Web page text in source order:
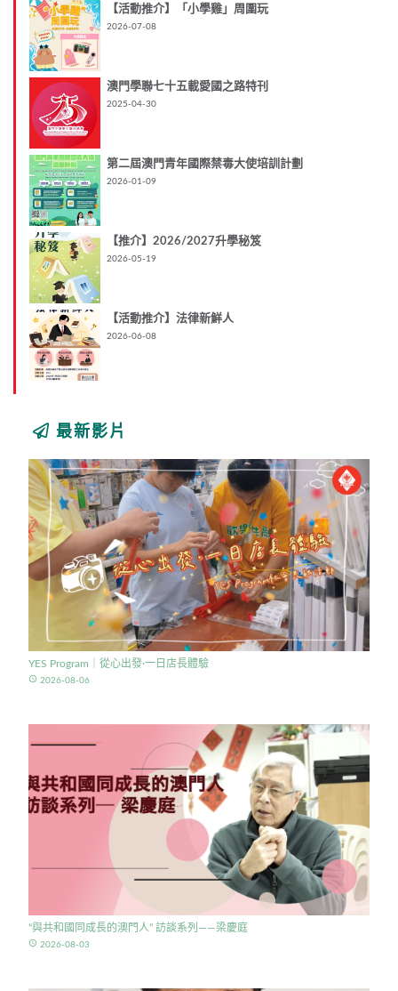
【活動推介】「小學雞」周圍玩
2026-07-08
澳門學聯七十五載愛國之路特刊
2025-04-30
第二屆澳門青年國際禁毒大使培訓計劃
2026-01-09
【推介】2026/2027升學秘笈
2026-05-19
【活動推介】法律新鮮人
2026-06-08
最新影片
YES Program｜從心出發·一日店長體驗
access_time 2026-08-06
“與共和國同成長的澳門人” 訪談系列——梁慶庭
access_time 2026-08-03